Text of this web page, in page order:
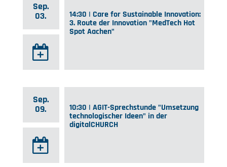
Sep.
03.
14:30 | Care for Sustainable Innovation:
3. Route der Innovation "MedTech Hot
Spot Aachen"
Sep.
09.
10:30 | AGIT-Sprechstunde "Umsetzung
technologischer Ideen" in der
digitalCHURCH